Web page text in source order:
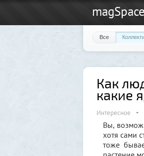
Все
Как
какие
Интересное
Вы,
хотя сами
тоже